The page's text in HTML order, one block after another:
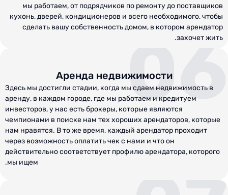
мы работаем, от подрядчиков по ремонту до поставщиков
кухонь, дверей, кондиционеров и всего необходимого, чтобы
сделать вашу собственность домом, в котором арендатор
захочет жить.
06
Аренда недвижимости
Здесь мы достигли стадии, когда мы сдаем недвижимость в
аренду, в каждом городе, где мы работаем и кредитуем
инвесторов, у нас есть брокеры, которые являются
чемпионами в поиске нам тех хороших арендаторов, которые
нам нравятся. В то же время, каждый арендатор проходит
через возможность оплатить чек с нами и что он
действительно соответствует профилю арендатора, которого
мы ищем.